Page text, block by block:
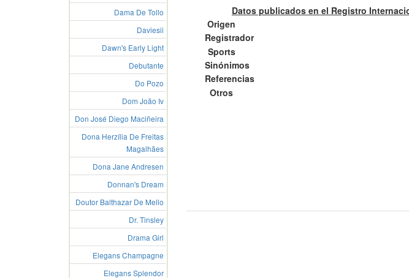
Dama De Tollo
Daviesii
Dawn's Early Light
Debutante
Do Pozo
Dom João Iv
Don José Diego Maciñeira
Dona Herzília De Freitas
Magalhães
Dona Jane Andresen
Donnan's Dream
Doutor Balthazar De Mello
Dr. Tinsley
Drama Girl
Elegans Champagne
Elegans Splendor
Datos publicados en el Registro
Origen
Registrador
Sports
Sinónimos
Referencias
Otros